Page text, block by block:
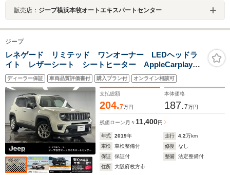
販売店： ジープ横浜本牧オートエキスパートセンター
ジープ
レネゲード リミテッド ワンオーナー LEDヘッドラ
イト レザーシート シートヒーター AppleCarplay
Bluetooth 純正ナビゲーション 前面衝突警報 アダプ
ティブクルーズコントロール バックカメラ
ディーラー保証 車両品質評価書付 購入プラン付 オンライン相談可
支払総額
204.7万円
本体価格
187.7万円
残価ローン 月々11,400円
年式 2019年 走行 4.2万km
車検
車検整備付 修復
なし
保証
保証付 整備
法定整備付
住所
大阪府枚方市